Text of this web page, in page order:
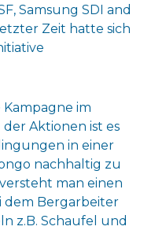
Samsung SDI and
Zeit hatte sich
im
Aktionen ist es
in einer
nachhaltig zu
man einen
dem Bergarbeiter
z.B. Schaufel und